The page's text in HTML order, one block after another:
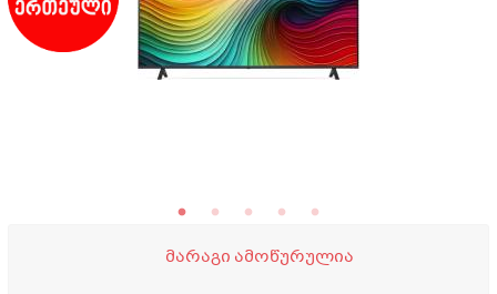
მარაგი ამოწურულია